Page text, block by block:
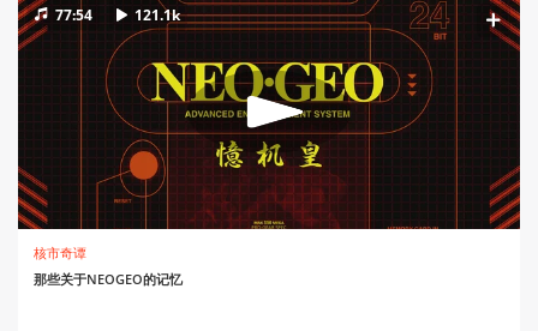
77:54 121.1k
核市奇谭
那些关于NEOGEO的记忆